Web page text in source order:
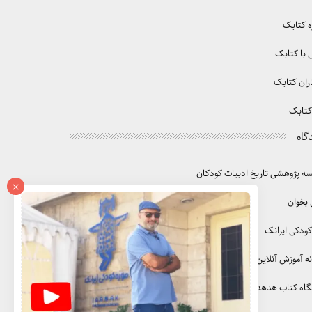
×
کتابک
با کتابک
کتابک
پژوهشی تاریخ ادبیات کودکان
بخوان
ایرانک
آموزش آنلاین آموزک
کتاب هدهد